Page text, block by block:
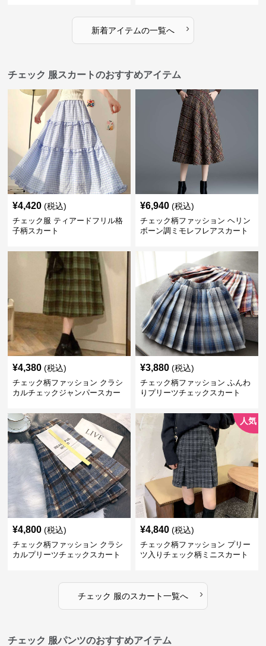
新着アイテムの一覧へ ›
チェック 服スカートのおすすめアイテム
¥4,420 (税込)
チェック服 ティアードフリル格
子柄スカート
¥6,940 (税込)
チェック柄ファッション ヘリン
ボーン調ミモレフレアスカート
¥4,380 (税込)
チェック柄ファッション クラシ
カルチェックジャンパースカー
¥3,880 (税込)
チェック柄ファッション ふんわ
りプリーツチェックスカート
¥4,800 (税込)
チェック柄ファッション クラシ
カルプリーツチェックスカート
人気
¥4,840 (税込)
チェック柄ファッション プリー
ツ入りチェック柄ミニスカート
チェック 服のスカート一覧へ ›
チェック 服パンツのおすすめアイテム